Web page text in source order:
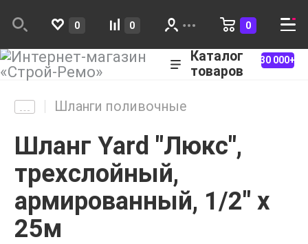
0 0 0
Каталог
товаров
30 000+
Шланги поливочные
Шланг Yard "Люкс",
трехслойный,
армированный, 1/2" х
25м